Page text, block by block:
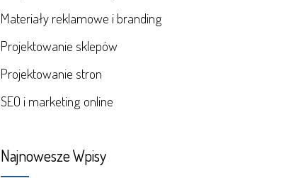
Materiały reklamowe i branding
Projektowanie sklepów
Projektowanie stron
SEO i marketing online
Najnowesze Wpisy